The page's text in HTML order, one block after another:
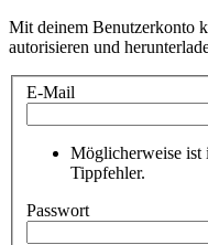
Mit deinem Benutzerkonto
autorisieren und
E-Mail
Möglicherweise ist
Tippfehler.
Passwort